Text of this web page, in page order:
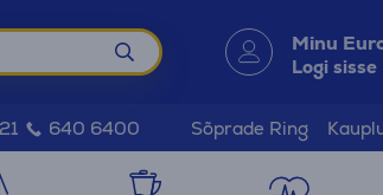
Minu
Logi sisse
640 6400 Sõprade Ring